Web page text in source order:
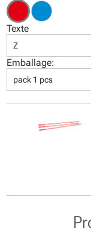
Texte
Z
Emballage:
pack 1 pcs